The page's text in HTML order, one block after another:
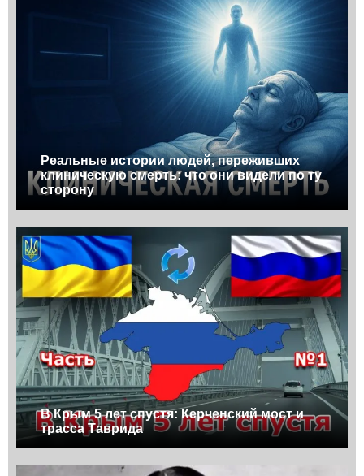
Реальные истории людей, переживших
клиническую смерть: что они видели по ту
сторону
В Крым 5 лет спустя: Керченский мост и
трасса Таврида